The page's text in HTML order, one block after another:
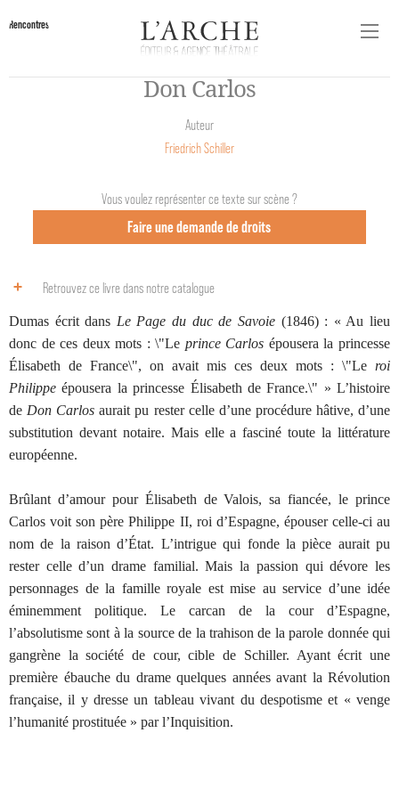
Rencontres
Don Carlos
Auteur
Friedrich Schiller
Vous voulez représenter ce texte sur scène ?
Faire une demande de droits
Retrouvez ce livre dans notre catalogue
Dumas écrit dans Le Page du duc de Savoie(1846) : « Au lieu
donc de ces deux mots : \"Le prince Carlos épousera la princesse
Élisabeth de France\", on avait mis ces deux mots : \"Le roi
Philippeépousera la princesse Élisabeth de France.\" » L’histoire
de Don Carlos aurait pu rester celle d’une procédure hâtive, d’une
substitution devant notaire. Mais elle a fasciné toute la littérature
européenne.
Brûlant d’amour pour Élisabeth de Valois, sa fiancée, le prince
Carlos voit son père Philippe II, roi d’Espagne, épouser celle-ci au
nom de la raison d’État. L’intrigue qui fonde la pièce aurait pu
rester celle d’un drame familial. Mais la passion qui dévore les
personnages de la famille royale est mise au service d’une idée
éminemment politique. Le carcan de la cour d’Espagne,
l’absolutisme sont à la source de la trahison de la parole donnée qui
gangrène la société de cour, cible de Schiller. Ayant écrit une
première ébauche du drame quelques années avant la Révolution
française, il y dresse un tableau vivant du despotisme et « venge
l’humanité prostituée » par l’Inquisition.